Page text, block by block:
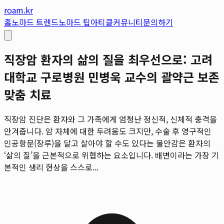
roam.kr
홈노마드 트렌드노마드 팁아티클커뮤니티문의하기
직장암 환자의 삶의 질을 최우선으로: 고려
대학교 구로병원 민병욱 교수의 괄약근 보존
맞춤 치료
직장암 진단은 환자와 그 가족에게 엄청난 정신적, 신체적 충격을
안겨줍니다. 암 자체에 대한 두려움도 크지만, 수술 후 영구적인
인공항문(장루)을 달고 살아야 할 수도 있다는 불안감은 환자의
‘삶의 질’을 근본적으로 위협하는 요소입니다. 배변이라는 가장 기
본적인 생리 현상을 스스로...